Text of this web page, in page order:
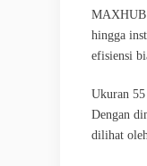
MAXHUB
hingga
efisiensi
Ukuran 55
Dengan
dilihat